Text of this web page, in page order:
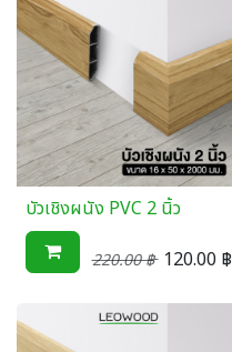
บัวเชิงผนัง PVC 2 นิ้ว
220.00฿ 120.00 ฿